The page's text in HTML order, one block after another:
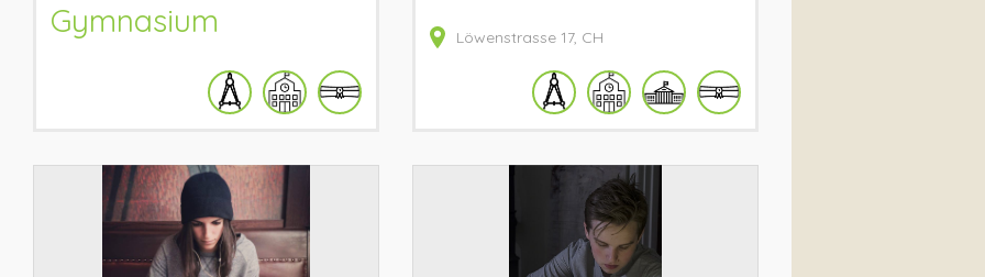
Gymnasium
Löwenstrasse 17 CH